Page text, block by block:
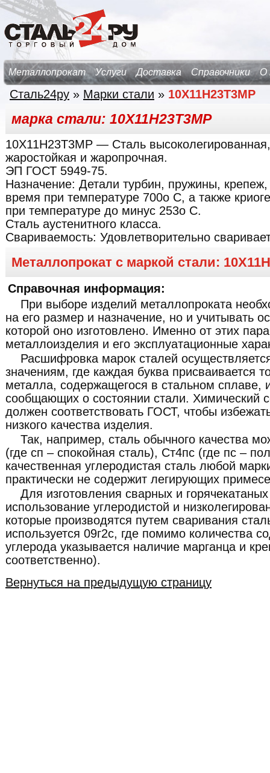
Металлопрокат Услуги Доставка Справочники О
Сталь24ру » Марки стали » 10Х11Н23Т3МР
марка стали: 10Х11Н23Т3МР
10Х11Н23Т3МР — Сталь
жаростойкая и жаропрочная.
ЭП ГОСТ 5949-75.
Назначение: Детали турбин, пружины,
время при температуре 700о С, а также
при температуре до минус 253о С.
Сталь аустенитного класса.
Свариваемость: Удовлетворительно
Металлопрокат с маркой стали:
Справочная информация:
При выборе изделий металлопроката
на его размер и назначение, но и учитывать
которой оно изготовлено. Именно от этих
металлоизделия и его эксплуатационные
Расшифровка марок сталей
значениям, где каждая буква присваивается
металла, содержащегося в стальном сплаве,
сообщающих о состоянии стали. Химический
должен соответствовать ГОСТ, чтобы
низкого качества изделия.
Так, например, сталь обычного качества
(где сп – спокойная сталь), Ст4пс (где пс –
качественная углеродистая сталь любой
практически не содержит легирующих
Для изготовления сварных и
использование углеродистой и
которые производятся путем сваривания
используется 09г2с, где помимо количества
углерода указывается наличие марганца и
соответственно).
Вернуться на предыдущую страницу